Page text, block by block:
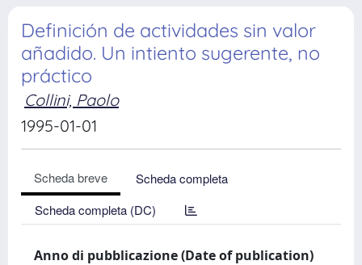
Definición de actividades sin valor
añadido. Un intiento sugerente, no
práctico
Collini, Paolo
1995-01-01
Scheda breve
Scheda completa
Scheda completa (DC)
Anno di pubblicazione (Date of publication)